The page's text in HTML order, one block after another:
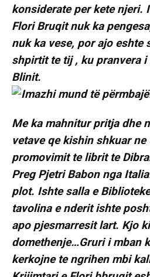
konsiderate per kete njeri.
Flori Bruqit nuk ka
nuk ka vese, por ajo eshte
shpirtit te tij , ku pranvera i
Blinit.
Me ka mahnitur pritja dhe
vetave qe kishin shkuar ne
promovimit te librit te
Preg Pjetri Babon nga
plot. Ishte salla e
tavolina e nderit ishte
apo pjesmarresit lart. Kjo
domethenje…Gruri i mban
kerkojne te ngrihen mbi